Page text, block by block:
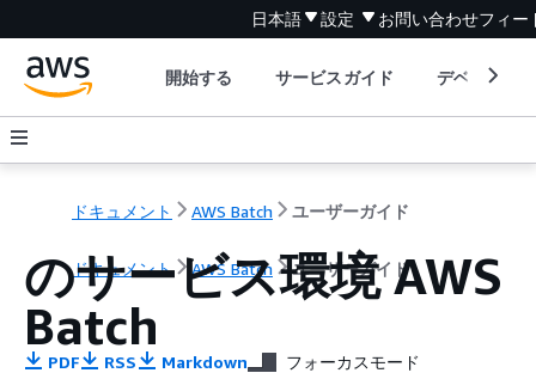
日本語 設定 お問い合わせフィー
開始する サービスガイド デベロッパ
ドキュメント AWS Batch ユーザーガイド
ドキュメント AWS Batch ユーザーガイド
のサービス環境 AWS
Batch
PDF RSS Markdown フォーカスモード